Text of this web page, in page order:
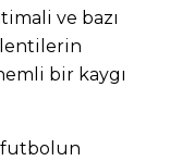
ve bazı
bir kaygı
futbolun